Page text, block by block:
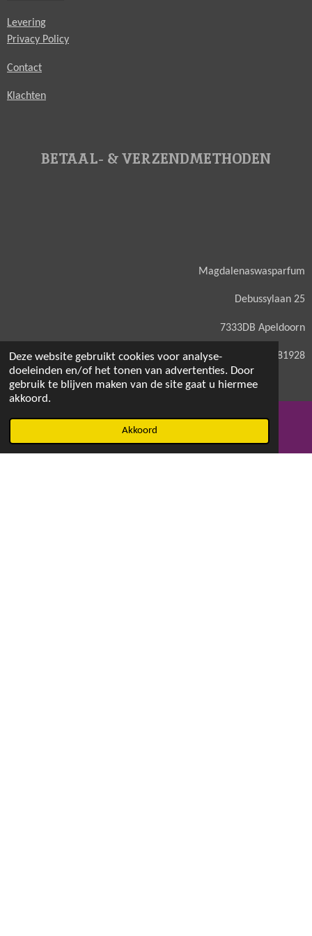
Deze website gebruikt cookies voor analyse-
doeleinden en/of het tonen van advertenties. Door
gebruik te blijven maken van de site gaat u hiermee
akkoord.
Akkoord
Levering
Privacy Policy
Contact
Klachten
BETAAL- & VERZENDMETHODEN
Magdalenaswasparfum
Debussylaan 25
7333DB Apeldoorn
KVK: 71581928
© 2021 - 2026 Magdalenaswasparfum